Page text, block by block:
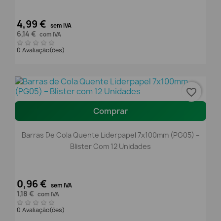
4,99 € sem IVA
6,14 € com IVA
0 Avaliação(ões)
Comprar
Barras De Cola Quente Liderpapel 7x100mm (PG05) –
Blister Com 12 Unidades
0,96 € sem IVA
1,18 € com IVA
0 Avaliação(ões)
favorite_border